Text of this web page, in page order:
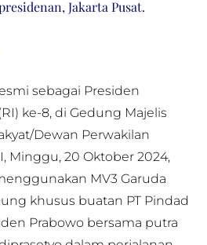
Jakarta Pusat.
sebagai Presiden
ke-8, di Gedung Majelis
Dewan Perwakilan
Minggu, 20 Oktober 2024,
MV3 Garuda
khusus buatan PT Pindad
Prabowo bersama putra